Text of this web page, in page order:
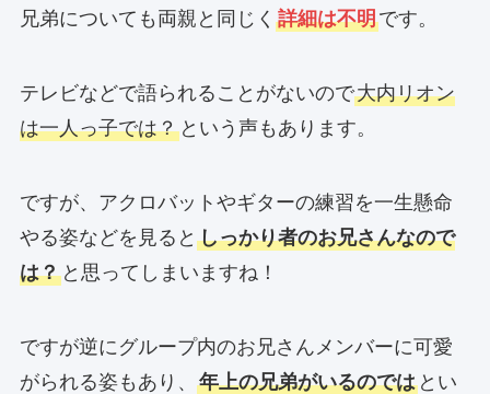
兄弟についても両親と同じく 詳細は不明です。
テレビなどで語られることがないので大内リオン
は一人っ子では？という声もあります。
ですが、アクロバットやギターの練習を一生懸命
やる姿などを見ると しっかり者のお兄さんなので
は？と思ってしまいますね！
ですが逆にグループ内のお兄さんメンバーに可愛
がられる姿もあり、 年上の兄弟がいるのではとい